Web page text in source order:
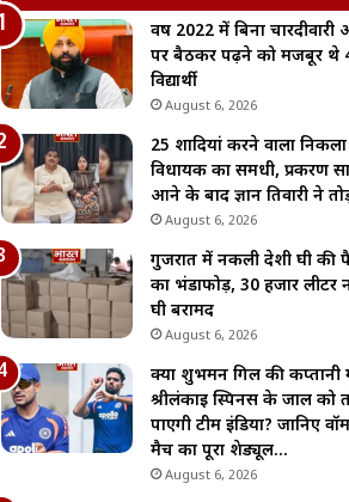
वर्ष 2022 में बिना
पर बैठकर पढ़ने को मजबूर थे
विद्यार्थी
August 6, 2026
25 शादियां करने वाला निकला
विधायक का समधी, प्रकरण
आने के बाद ज्ञान तिवारी ने
August 6, 2026
गुजरात में नकली देशी घी की
का भंडाफोड़, 30 हजार लीटर
घी बरामद
August 6, 2026
क्या शुभमन गिल की कप्तानी
श्रीलंकाई स्पिनर्स के जाल को
पाएगी टीम इंडिया? जानिए
मैच का पूरा शेड्यूल…
August 6, 2026